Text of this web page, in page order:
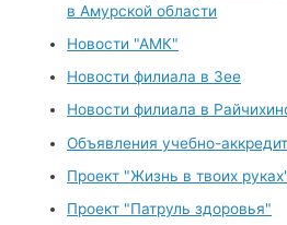
в Амурской области
Новости "АМК"
Новости филиала в Зее
Новости филиала в
Объявления учебно-
Проект "Жизнь в твоих
Проект "Патруль здоровья"